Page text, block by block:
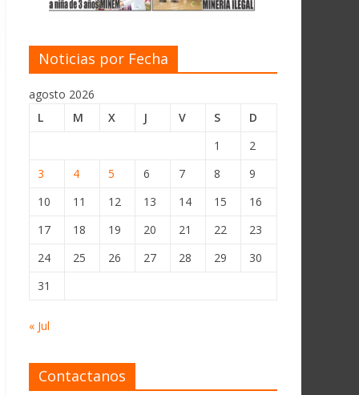
Noticias por Fecha
agosto 2026
L
M X J V S
D
1
2
3
4 5 6 7 8
9
10
11 12 13 14 15
16
17
18 19 20 21 22
23
24
25 26 27 28 29
30
31
« Jul
Contactanos